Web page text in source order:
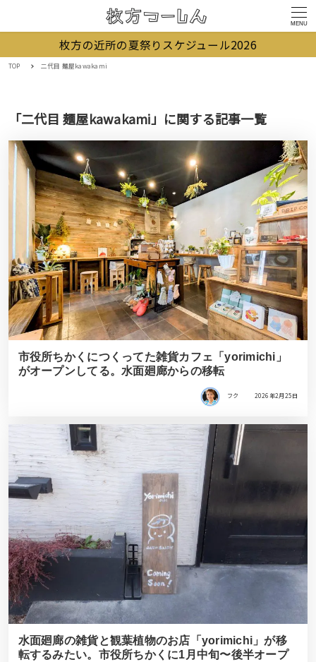
MENU
枚方の近所の夏祭りスケジュール2026
TOP 二代目 麺屋kawakami
「二代目 麺屋kawakami」に関する記事一覧
市役所ちかくにつくってた雑貨カフェ「yorimichi」
がオープンしてる。水面廻廊からの移転
フク 2026年2月25日
水面廻廊の雑貨と観葉植物のお店「yorimichi」が移
転するみたい。市役所ちかくに1月中旬〜後半オープ